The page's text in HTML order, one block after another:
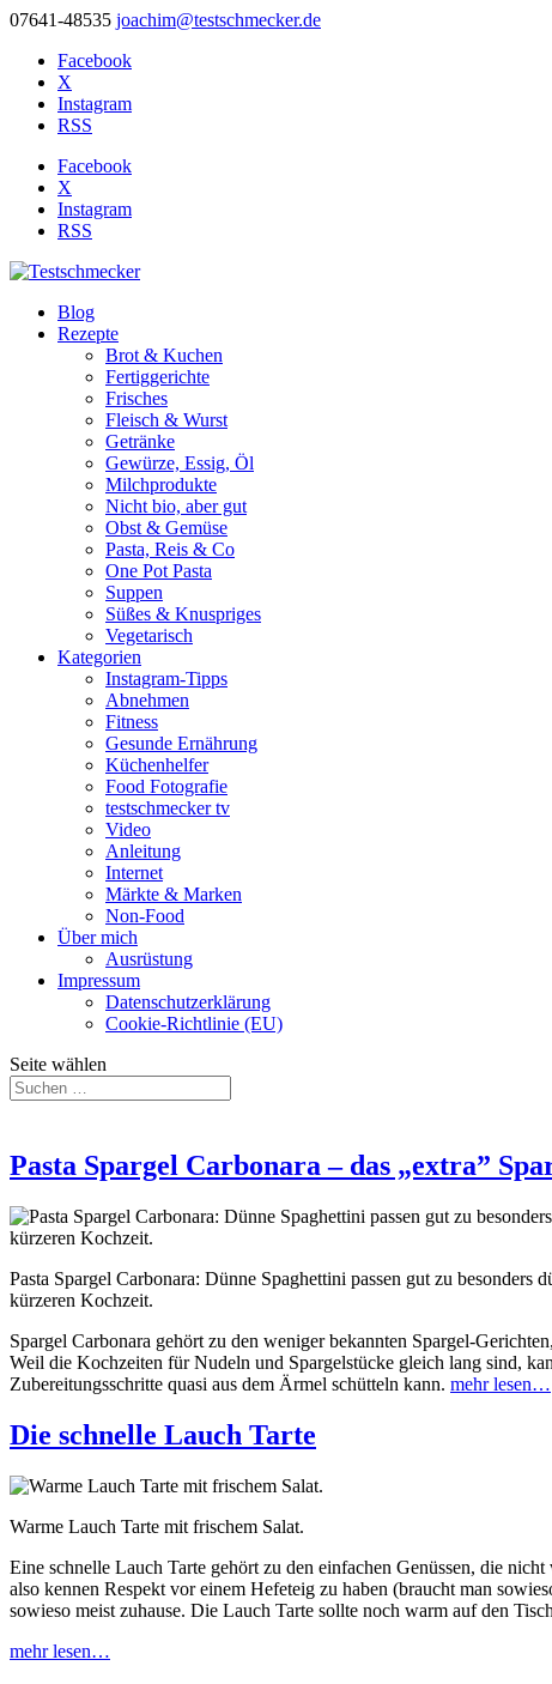
07641-48535 joachim@testschmecker.de
Facebook
X
Instagram
RSS
Facebook
X
Instagram
RSS
Blog
Rezepte
Brot & Kuchen
Fertiggerichte
Frisches
Fleisch & Wurst
Getränke
Gewürze, Essig, Öl
Milchprodukte
Nicht bio, aber gut
Obst & Gemüse
Pasta, Reis & Co
One Pot Pasta
Suppen
Süßes & Knuspriges
Vegetarisch
Kategorien
Instagram-Tipps
Abnehmen
Fitness
Gesunde Ernährung
Küchenhelfer
Food Fotografie
testschmecker tv
Video
Anleitung
Internet
Märkte & Marken
Non-Food
Über mich
Ausrüstung
Impressum
Datenschutzerklärung
Cookie-Richtlinie (EU)
Seite wählen
Pasta Spargel Carbonara – das „extra”
Pasta Spargel Carbonara: Dünne Spaghettini passen gut zu besonders
kürzeren Kochzeit.
Spargel Carbonara gehört zu den weniger bekannten Spargel-
Weil die Kochzeiten für Nudeln und Spargelstücke gleich lang sind,
Zubereitungsschritte quasi aus dem Ärmel schütteln kann. mehr lesen…
Die schnelle Lauch Tarte
Warme Lauch Tarte mit frischem Salat.
Eine schnelle Lauch Tarte gehört zu den einfachen Genüssen, die
also kennen Respekt vor einem Hefeteig zu haben (braucht man
sowieso meist zuhause. Die Lauch Tarte sollte noch warm auf den
mehr lesen…